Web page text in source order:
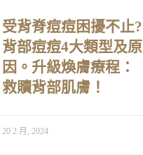
受背脊痘痘困擾不止?
背部痘痘4大類型及原
因。升級煥膚療程：
救贖背部肌膚！
20 2 月, 2024